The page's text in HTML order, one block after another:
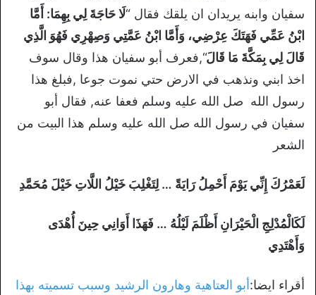
سفيان وابنه يريدان ان يلقك فقال “لَا حَاجَةَ لِي بِهِمَا: أَمَّا
ابْنُ عَمِّي فَهَتَكَ عِرْضِي، وَأَمَّا ابْنُ عَمَّتِي وَصِهْرِي فَهُوَ الَّذِي
قَالَ لِي بِمَكَّةَ مَا قَالَ“,فعرف أبو سفيان هذا وقال سوف
اخذ ابني ونذهب في الارض حتي نموت جوعا ,فبلغ هذا
رسول الله صل الله عليه وسلم فعفا عنه, فقال أبو
سفيان في رسول الله صل الله عليه وسلم هذا البيت من
الشعر
لَعَمْرُكَ إِنِّي يَوْمَ أَحْمِلُ رَايَةً … لِتَغْلِبَ خَيْلُ اللَّاتِ خَيْلَ مُحَمَّدِ
لَكَالْمُدْلِجِ الْحَيْرَانِ أَظْلَمَ لَيْلُهُ … فَهَذَا أَوَانِي حِينَ أُهْدَى
وَأَهْتَدِي
أقراء ايضا:أبو العتاهية وهارون الرشيد وسبب تسميته بهذا